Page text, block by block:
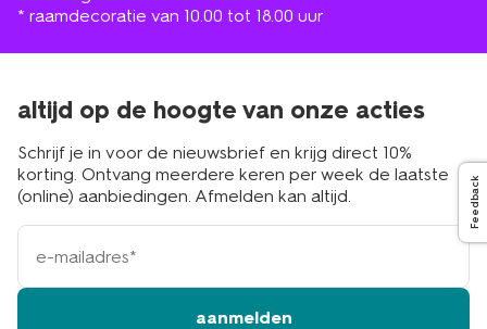
* raamdecoratie van 10.00 tot 18.00 uur
altijd op de hoogte van onze acties
Schrijf je in voor de nieuwsbrief en krijg direct 10%
korting. Ontvang meerdere keren per week de laatste
(online) aanbiedingen. Afmelden kan altijd.
e-
mailadres
aanmelden
Feedback